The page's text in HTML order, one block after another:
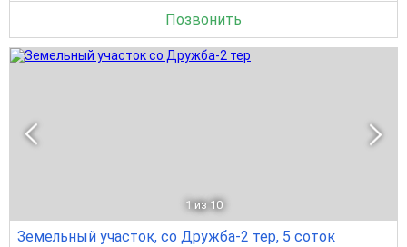
Позвонить
1 из 10
Земельный участок, со Дружба-2 тер, 5 соток